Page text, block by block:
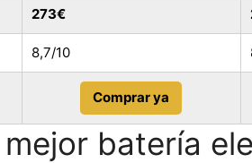
273€
8,7/10
Comprar ya
batería